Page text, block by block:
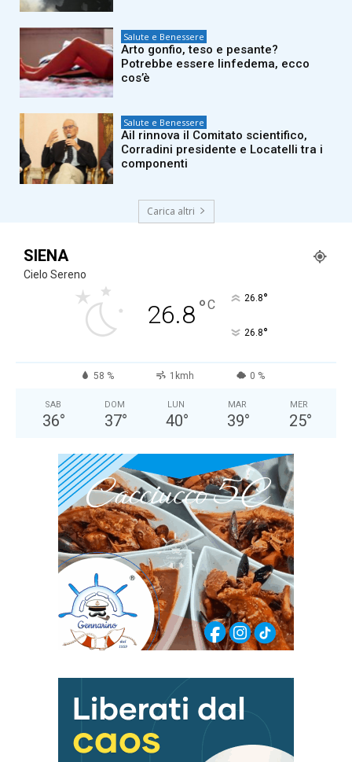
Salute e Benessere
Arto gonfio, teso e pesante?
Potrebbe essere linfedema, ecco
cos’è
Salute e Benessere
Ail rinnova il Comitato scientifico,
Corradini presidente e Locatelli tra i
componenti
Carica altri
SIENA
Cielo Sereno
26.8°C 26.8°
26.8°
58 % 1kmh 0 %
SAB
36°
DOM
37°
LUN
40°
MAR
39°
MER
25°